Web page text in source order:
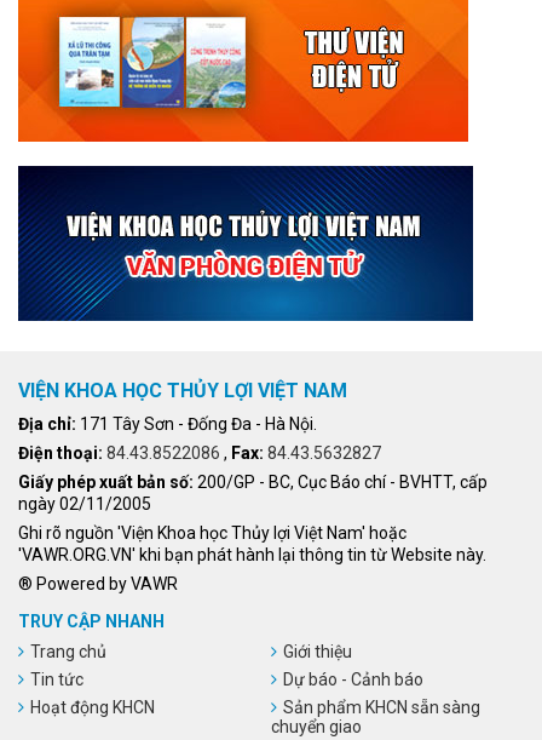
VIỆN KHOA HỌC THỦY LỢI VIỆT NAM
Địa chỉ: 171 Tây Sơn - Đống Đa - Hà Nội.
Điện thoại: 84.43.8522086 , Fax: 84.43.5632827
Giấy phép xuất bản số: 200/GP - BC, Cục Báo chí - BVHTT, cấp
ngày 02/11/2005
Ghi rõ nguồn 'Viện Khoa học Thủy lợi Việt Nam' hoặc
'VAWR.ORG.VN' khi bạn phát hành lại thông tin từ Website này.
® Powered by VAWR
TRUY CẬP NHANH
Trang chủ
Giới thiệu
Tin tức
Dự báo - Cảnh báo
Hoạt động KHCN
Sản phẩm KHCN sẵn sàng
chuyển giao